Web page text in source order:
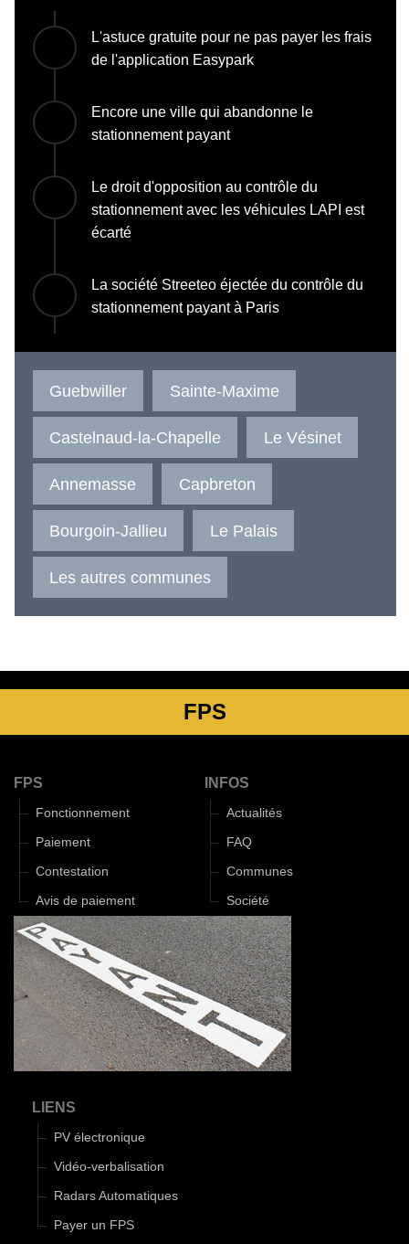
L'astuce gratuite pour ne pas payer les frais
de l'application Easypark
Encore une ville qui abandonne le
stationnement payant
Le droit d'opposition au contrôle du
stationnement avec les véhicules LAPI est
écarté
La société Streeteo éjectée du contrôle du
stationnement payant à Paris
Guebwiller Sainte-Maxime
Castelnaud-la-Chapelle Le Vésinet
Annemasse Capbreton
Bourgoin-Jallieu Le Palais
Les autres communes
FPS
FPS
Fonctionnement
Paiement
Contestation
Avis de paiement
INFOS
Actualités
FAQ
Communes
Société
LIENS
PV électronique
Vidéo-verbalisation
Radars Automatiques
Payer un FPS